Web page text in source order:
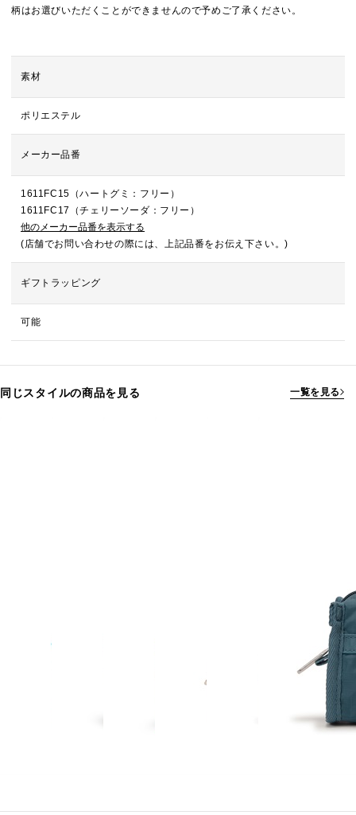
柄はお選びいただくことができませんので予めご了承ください。
素材
ポリエステル
メーカー品番
1611FC15（ハートグミ：フリー）
1611FC17（チェリーソーダ：フリー）
他のメーカー品番を表示する
(店舗でお問い合わせの際には、上記品番をお伝え下さい。)
ギフトラッピング
可能
同じスタイルの商品を見る 一覧を見る